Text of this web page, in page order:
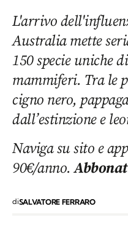
L'arrivo
Australia mette
150 specie uniche
mammiferi. Tra le
cigno nero,
dall’estinzione e
Naviga su sito e app
90€/anno.
diSALVATORE FERRARO